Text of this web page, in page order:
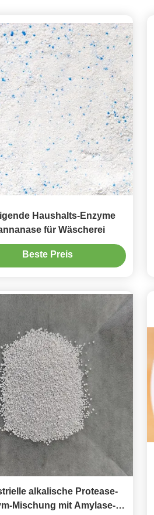
Haushalts-Enzyme
für Wäscherei
Beste Preis
alkalische Protease-
Mischung mit Amylase-